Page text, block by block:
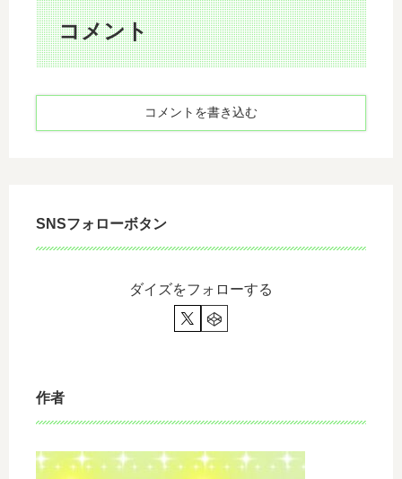
の
話
コメント
コメントを書き込む
SNSフォローボタン
ダイズをフォローする
作者